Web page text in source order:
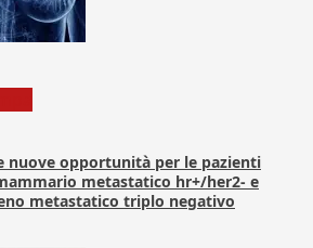
nuove opportunità per le pazienti
metastatico hr+/her2- e
metastatico triplo negativo